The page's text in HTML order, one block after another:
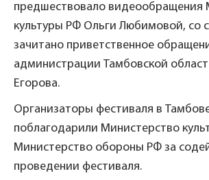
предшествовало видеообращения
культуры РФ Ольги Любимовой, со
зачитано приветственное
администрации Тамбовской
Егорова.
Организаторы фестиваля в
поблагодарили Министерство
Министерство обороны РФ за
проведении фестиваля.